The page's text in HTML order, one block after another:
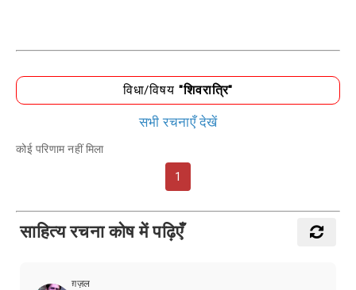
विधा/विषय "शिवरात्रि"
सभी रचनाएँ देखें
कोई परिणाम नहीं मिला
1
साहित्य रचना कोष में पढ़िएँ
ग़ज़ल